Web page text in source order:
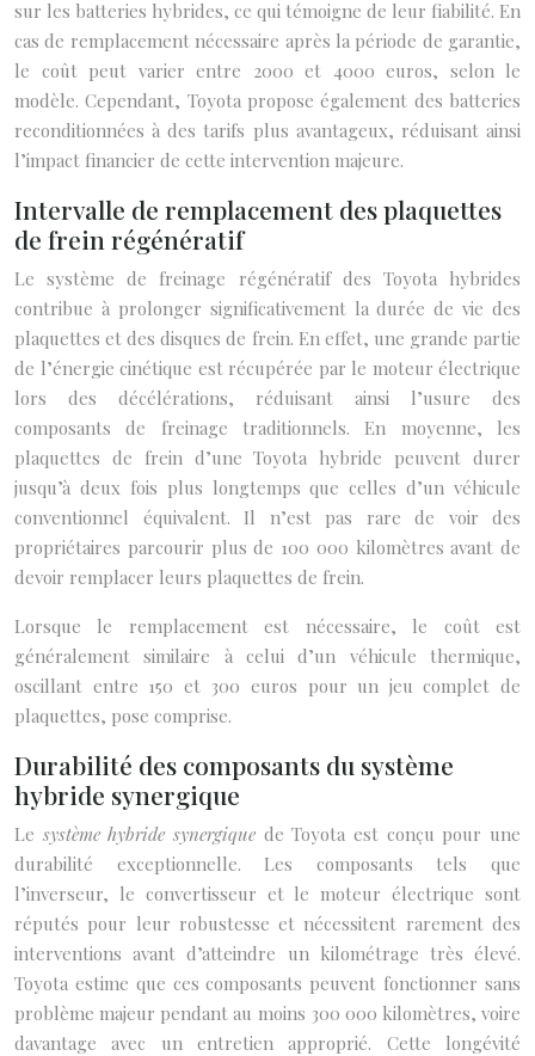
sur les batteries hybrides, ce qui témoigne de leur fiabilité. En
cas de remplacement nécessaire après la période de garantie,
le coût peut varier entre 2000 et 4000 euros, selon le
modèle. Cependant, Toyota propose également des batteries
reconditionnées à des tarifs plus avantageux, réduisant ainsi
l’impact financier de cette intervention majeure.
Intervalle de remplacement des plaquettes
de frein régénératif
Le système de freinage régénératif des Toyota hybrides
contribue à prolonger significativement la durée de vie des
plaquettes et des disques de frein. En effet, une grande partie
de l’énergie cinétique est récupérée par le moteur électrique
lors des décélérations, réduisant ainsi l’usure des
composants de freinage traditionnels. En moyenne, les
plaquettes de frein d’une Toyota hybride peuvent durer
jusqu’à deux fois plus longtemps que celles d’un véhicule
conventionnel équivalent. Il n’est pas rare de voir des
propriétaires parcourir plus de 100 000 kilomètres avant de
devoir remplacer leurs plaquettes de frein.
Lorsque le remplacement est nécessaire, le coût est
généralement similaire à celui d’un véhicule thermique,
oscillant entre 150 et 300 euros pour un jeu complet de
plaquettes, pose comprise.
Durabilité des composants du système
hybride synergique
Le système hybride synergique de Toyota est conçu pour une
durabilité exceptionnelle. Les composants tels que
l’inverseur, le convertisseur et le moteur électrique sont
réputés pour leur robustesse et nécessitent rarement des
interventions avant d’atteindre un kilométrage très élevé.
Toyota estime que ces composants peuvent fonctionner sans
problème majeur pendant au moins 300 000 kilomètres, voire
davantage avec un entretien approprié. Cette longévité